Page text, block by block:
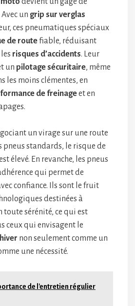
Avec un grip sur verglas
ces pneumatiques spéciaux
de routefiable, réduisant
risques d’accidents. Leur
un pilotage sécuritaire, même
les moins clémentes, en
de freinageet en
un virage sur une route
pneus standards, le risque de
élevé. En revanche, les pneus
qui permet de
confiance. Ils sont le fruit
destinées à
toute sérénité, ce qui est
ceux qui envisagent le
non seulement comme un
une nécessité.
de l'entretien régulier